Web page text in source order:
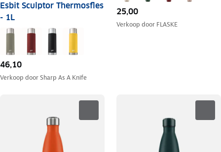
Esbit Sculptor Thermosfles
- 1L
46,10
Verkoop doorSharp As A Knife
25,00
Verkoop door FLASKE